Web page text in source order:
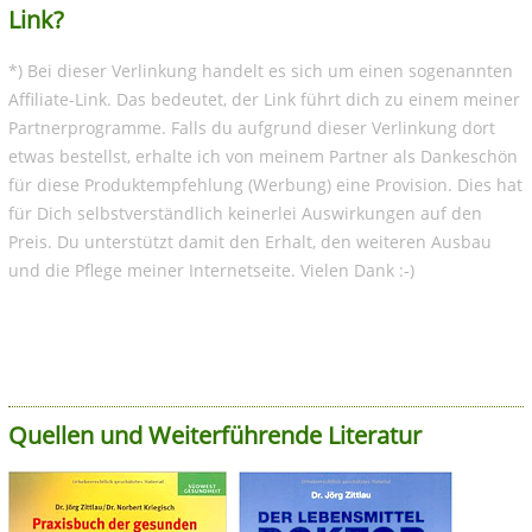
Link?
*) Bei dieser Verlinkung handelt es sich um einen sogenannten
Affiliate-Link. Das bedeutet, der Link führt dich zu einem meiner
Partnerprogramme. Falls du aufgrund dieser Verlinkung dort
etwas bestellst, erhalte ich von meinem Partner als Dankeschön
für diese Produktempfehlung (Werbung) eine Provision. Dies hat
für Dich selbstverständlich keinerlei Auswirkungen auf den
Preis. Du unterstützt damit den Erhalt, den weiteren Ausbau
und die Pflege meiner Internetseite. Vielen Dank :-)
Quellen und Weiterführende Literatur